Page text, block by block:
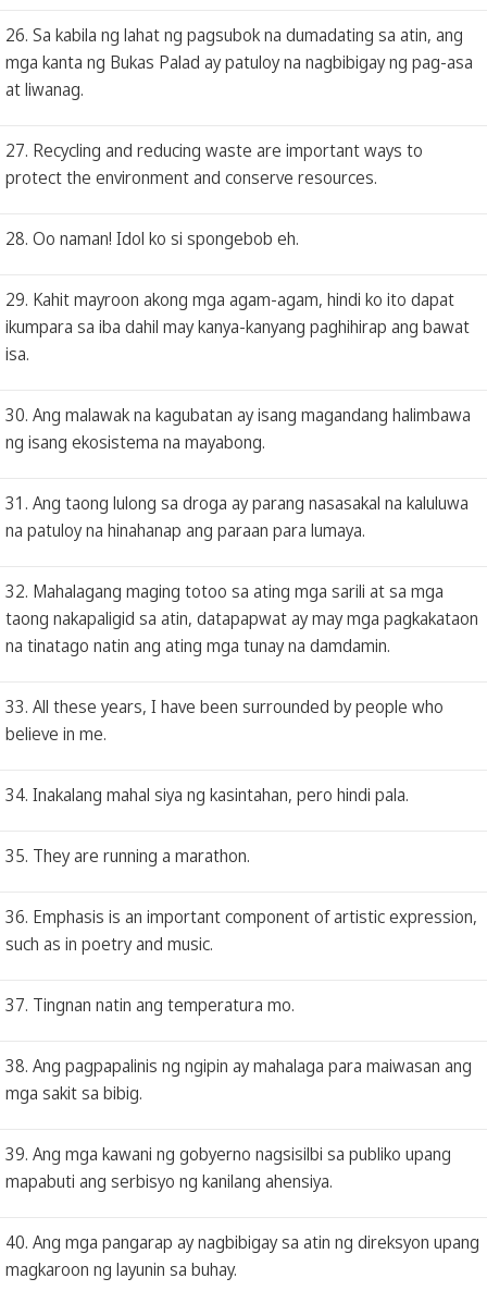
26. Sa kabila ng lahat ng pagsubok na dumadating sa atin, ang
mga kanta ng Bukas Palad ay patuloy na nagbibigay ng pag-asa
at liwanag.
27. Recycling and reducing waste are important ways to
protect the environment and conserve resources.
28. Oo naman! Idol ko si spongebob eh.
29. Kahit mayroon akong mga agam-agam, hindi ko ito dapat
ikumpara sa iba dahil may kanya-kanyang paghihirap ang bawat
isa.
30. Ang malawak na kagubatan ay isang magandang halimbawa
ng isang ekosistema na mayabong.
31. Ang taong lulong sa droga ay parang nasasakal na kaluluwa
na patuloy na hinahanap ang paraan para lumaya.
32. Mahalagang maging totoo sa ating mga sarili at sa mga
taong nakapaligid sa atin, datapapwat ay may mga pagkakataon
na tinatago natin ang ating mga tunay na damdamin.
33. All these years, I have been surrounded by people who
believe in me.
34. Inakalang mahal siya ng kasintahan, pero hindi pala.
35. They are running a marathon.
36. Emphasis is an important component of artistic expression,
such as in poetry and music.
37. Tingnan natin ang temperatura mo.
38. Ang pagpapalinis ng ngipin ay mahalaga para maiwasan ang
mga sakit sa bibig.
39. Ang mga kawani ng gobyerno nagsisilbi sa publiko upang
mapabuti ang serbisyo ng kanilang ahensiya.
40. Ang mga pangarap ay nagbibigay sa atin ng direksyon upang
magkaroon ng layunin sa buhay.